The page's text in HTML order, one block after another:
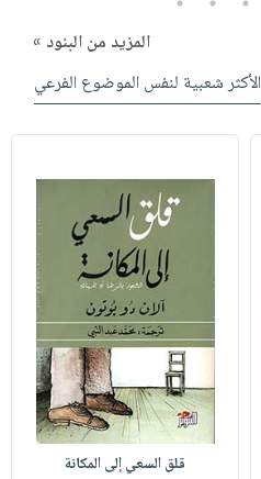
المزيد من البنود »
الأكثر شعبية لنفس الموضوع الفرعي
قلق السعي إلى المكانة